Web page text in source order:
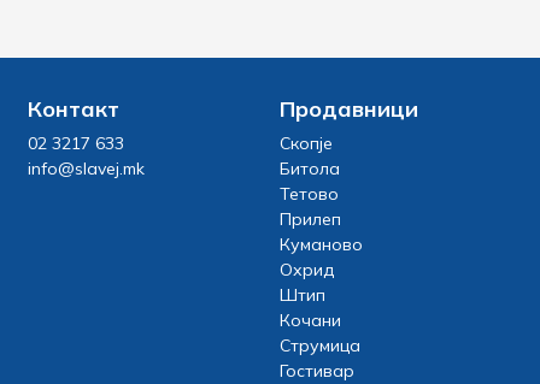
Контакт
02 3217 633
info@slavej.mk
Продавници
Скопје
Битола
Тетово
Прилеп
Куманово
Охрид
Штип
Кочани
Струмица
Гостивар